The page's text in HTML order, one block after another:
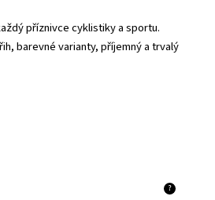
příznivce cyklistiky a sportu.
barevné varianty, příjemný a trvalý
?